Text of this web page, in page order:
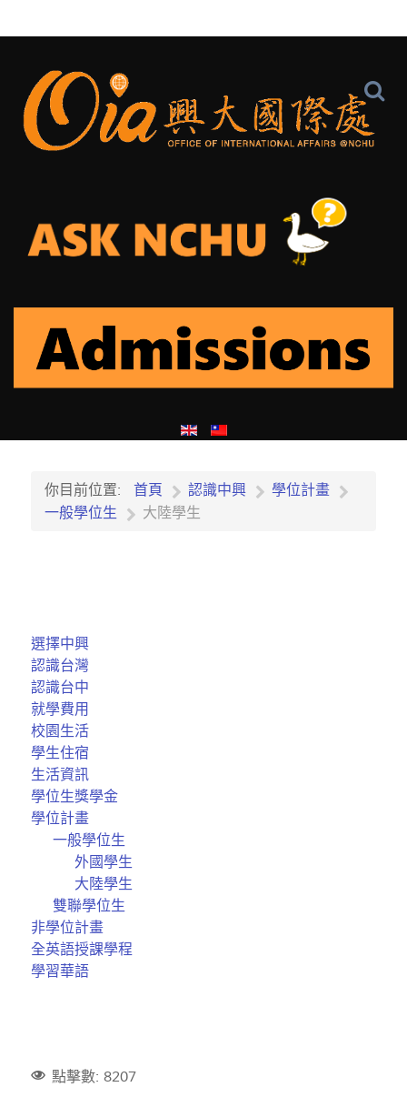
你目前位置: 首頁 認識中興
學位計畫
一般學位生
大陸學生
選擇中興
認識台灣
認識台中
就學費用
校園生活
學生住宿
生活資訊
學位生獎學金
學位計畫
一般學位生
外國學生
大陸學生
雙聯學位生
非學位計畫
全英語授課學程
學習華語
點擊數: 8207